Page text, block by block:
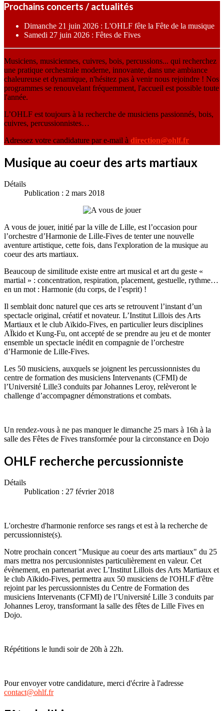
Prochains concerts / actualités
Dimanche 21 juin 2026 : L'OHLF fête la Fête de la musique
Samedi 27 juin 2026 : Fêtes de Fives
Musiciens, musiciennes, cuivres, bois, percussions... qui recherchez
une pratique orchestrale moderne, innovante, dans une ambiance
chaleureuse et dynamique, n'hésitez pas à venir nous rejoindre ! Nos
programmes se renouvelant fréquemment, l'accueil est possible toute
l'année.
L’OHLF est toujours à la recherche de musiciens passionnés, bois,
cuivres, percussionnistes…
Adressez votre candidature par e-mail à direction@ohlf.fr
Musique au coeur des arts martiaux
Détails
Publication : 2 mars 2018
A vous de jouer, initié par la ville de Lille, est l’occasion pour
l’orchestre d’Harmonie de Lille-Fives de tenter une nouvelle
aventure artistique, cette fois, dans l'exploration de la musique au
coeur des arts martiaux.
Beaucoup de similitude existe entre art musical et art du geste «
martial » : concentration, respiration, placement, gestuelle, rythme…
en un mot : Harmonie (du corps, de l’esprit) !
Il semblait donc naturel que ces arts se retrouvent l’instant d’un
spectacle original, créatif et novateur. L’Institut Lillois des Arts
Martiaux et le club Aïkido-Fives, en particulier leurs disciplines
AÏkido et Kung-Fu, ont accepté de se prendre au jeu et de monter
ensemble un spectacle inédit en compagnie de l’orchestre
d’Harmonie de Lille-Fives.
Les 50 musiciens, auxquels se joignent les percussionnistes du
centre de formation des musiciens Intervenants (CFMI) de
l’Université Lille3 conduits par Johannes Leroy, relèveront le
challenge d’accompagner démonstrations et combats.
Un rendez-vous à ne pas manquer le dimanche 25 mars à 16h à la
salle des Fêtes de Fives transformée pour la circonstance en Dojo
OHLF recherche percussionniste
Détails
Publication : 27 février 2018
L'orchestre d'harmonie renforce ses rangs et est à la recherche de
percussionniste(s).
Notre prochain concert "Musique au coeur des arts martiaux" du 25
mars mettra nos percusionnistes particulièrement en valeur. Cet
évènement, en partenariat avec L’Institut Lillois des Arts Martiaux et
le club Aïkido-Fives, permettra aux 50 musiciens de l'OHLF d'être
rejoint par les percussionnistes du Centre de Formation des
musiciens Intervenants (CFMI) de l’Université Lille 3 conduits par
Johannes Leroy, transformant la salle des fêtes de Lille Fives en
Dojo.
Répétitions le lundi soir de 20h à 22h.
Pour envoyer votre candidature, merci d'écrire à l'adresse
contact@ohlf.fr